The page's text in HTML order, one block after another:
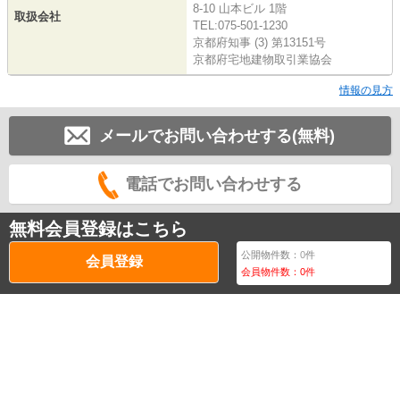
取扱会社
8-10 山本ビル 1階
TEL:075-501-1230
京都府知事 (3) 第13151号
京都府宅地建物取引業協会
情報の見方
メールでお問い合わせする(無料)
電話でお問い合わせする
無料会員登録はこちら
会員登録 公開物件数：0件
会員物件数：0件